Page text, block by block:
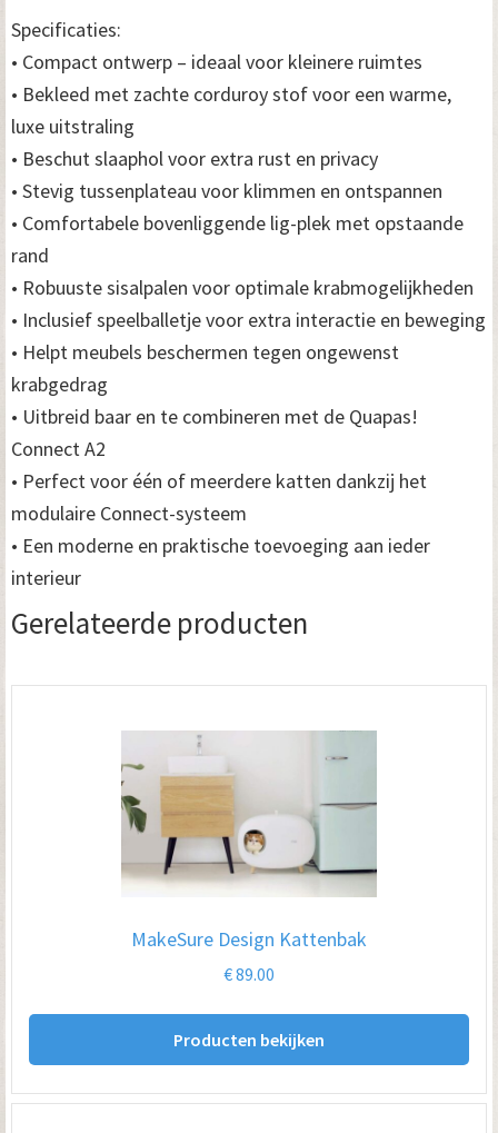
Specificaties:
• Compact ontwerp – ideaal voor kleinere ruimtes
• Bekleed met zachte corduroy stof voor een warme,
luxe uitstraling
• Beschut slaaphol voor extra rust en privacy
• Stevig tussenplateau voor klimmen en ontspannen
• Comfortabele bovenliggende lig-plek met opstaande
rand
• Robuuste sisalpalen voor optimale krabmogelijkheden
• Inclusief speelballetje voor extra interactie en beweging
• Helpt meubels beschermen tegen ongewenst
krabgedrag
• Uitbreid baar en te combineren met de Quapas!
Connect A2
• Perfect voor één of meerdere katten dankzij het
modulaire Connect-systeem
• Een moderne en praktische toevoeging aan ieder
interieur
Gerelateerde producten
MakeSure Design Kattenbak
€89.00
Producten bekijken